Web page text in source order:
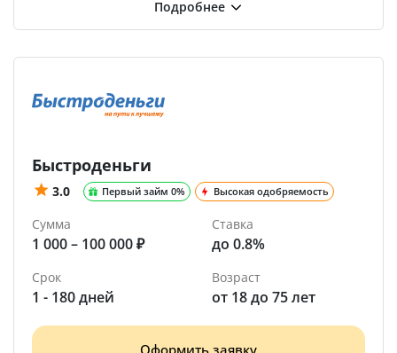
Быстроденьги
3.0 Первый займ 0% Высокая одобряемость
Сумма
1 000 – 100 000 ₽
Ставка
до 0.8%
Срок
1 - 180 дней
Возраст
от 18 до 75 лет
Оформить заявку